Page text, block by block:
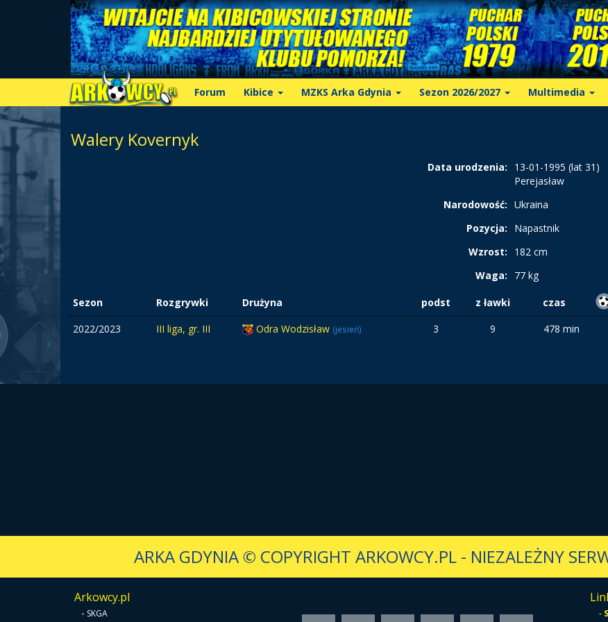
Forum Kibice MZKS Arka Gdynia Sezon 2026/2027 Multimedia
Walery Kovernyk
Data urodzenia:
13-01-1995 (lat 31)
Perejasław
Narodowość: Ukraina
Pozycja:
Napastnik
Wzrost:
182 cm
Waga:
77 kg
Sezon Rozgrywki Drużyna podst z ławki
czas
2022/2023
III liga, gr. III Odra Wodzisław (jesień) 3 9 478 min
ARKA GDYNIA© COPYRIGHT ARKOWCY.PL - NIEZALEŻNY
Arkowcy.pl
- SKGA -